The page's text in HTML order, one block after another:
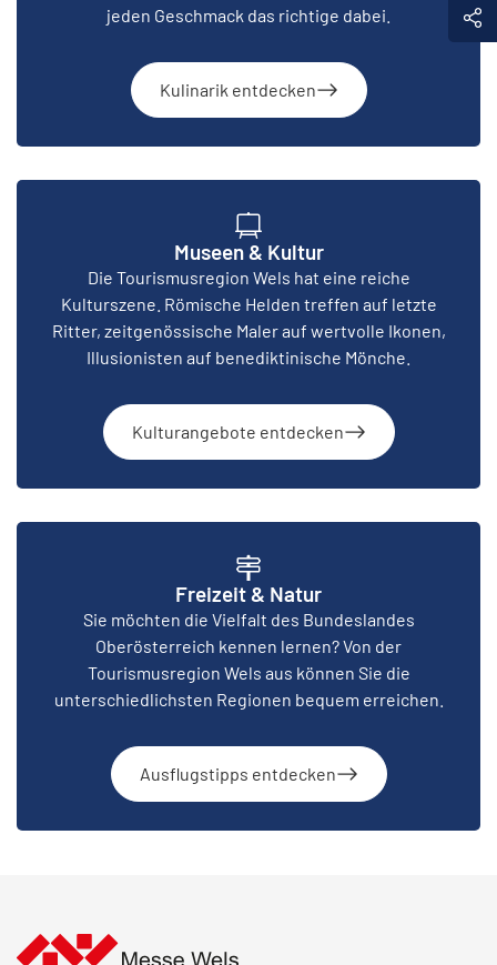
jeden Geschmack das richtige dabei.
Kulinarik entdecken
Museen & Kultur
Die Tourismusregion Wels hat eine reiche
Kulturszene. Römische Helden treffen auf letzte
Ritter, zeitgenössische Maler auf wertvolle Ikonen,
Illusionisten auf benediktinische Mönche.
Kulturangebote entdecken
Freizeit & Natur
Sie möchten die Vielfalt des Bundeslandes
Oberösterreich kennen lernen? Von der
Tourismusregion Wels aus können Sie die
unterschiedlichsten Regionen bequem erreichen.
Ausflugstipps entdecken